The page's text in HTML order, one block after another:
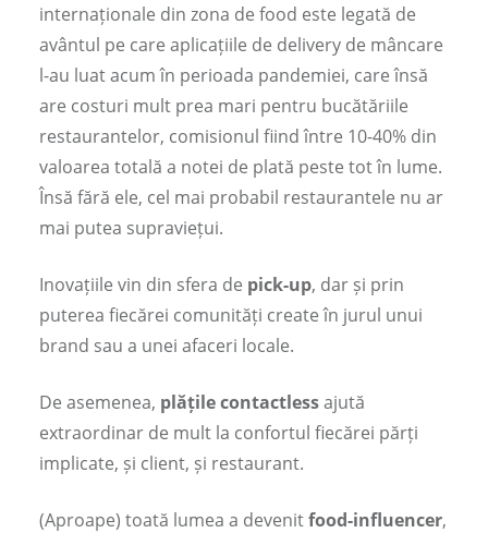
internaționale din zona de food este legată de
avântul pe care aplicațiile de delivery de mâncare
l-au luat acum în perioada pandemiei, care însă
are costuri mult prea mari pentru bucătăriile
restaurantelor, comisionul fiind între 10-40% din
valoarea totală a notei de plată peste tot în lume.
Însă fără ele, cel mai probabil restaurantele nu ar
mai putea supraviețui.
Inovațiile vin din sfera de pick-up, dar și prin
puterea fiecărei comunități create în jurul unui
brand sau a unei afaceri locale.
De asemenea, plățile contactlessajută
extraordinar de mult la confortul fiecărei părți
implicate, și client, și restaurant.
(Aproape) toată lumea a devenitfood-influencer,